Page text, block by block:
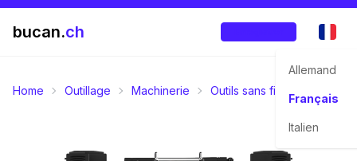
bucan.ch
Allemand
Français
Italien
Home Outillage Machinerie Outils sans fil Lampe